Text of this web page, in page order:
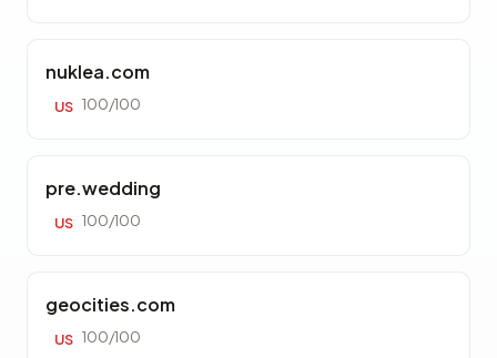
nuklea.com
US 100/100
pre.wedding
US 100/100
geocities.com
US 100/100